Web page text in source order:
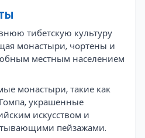
тибетскую культуру
монастыри, чортены и
местным населением
монастыри, такие как
украшенные
искусством и
пейзажами.